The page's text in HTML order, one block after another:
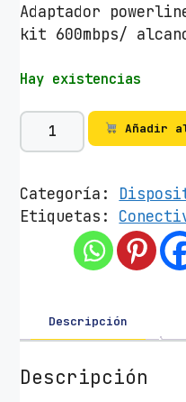
Adaptador
kit 600mbps/
Hay existencias
A
d
p
t
o
w
Añadir
Categoría:
Etiquetas:
Descripción
Descripción